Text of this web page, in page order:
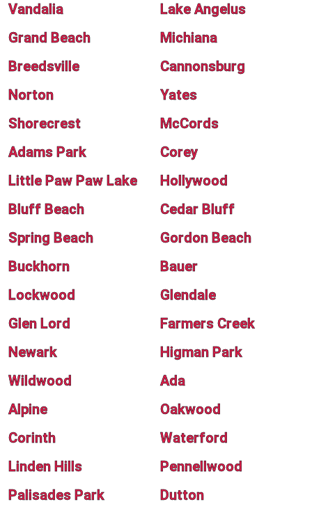
Vandalia
Lake Angelus
Grand Beach
Michiana
Breedsville
Cannonsburg
Norton
Yates
Shorecrest
McCords
Adams Park
Corey
Little Paw Paw Lake
Hollywood
Bluff Beach
Cedar Bluff
Spring Beach
Gordon Beach
Buckhorn
Bauer
Lockwood
Glendale
Glen Lord
Farmers Creek
Newark
Higman Park
Wildwood
Ada
Alpine
Oakwood
Corinth
Waterford
Linden Hills
Pennellwood
Palisades Park
Dutton